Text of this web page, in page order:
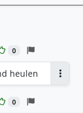
0
heulen
0